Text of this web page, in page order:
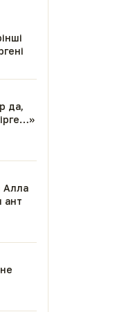
да,
Алла
ант